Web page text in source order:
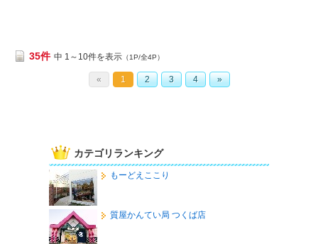
35件 中 1～10件を表示 （1P/全4P）
« 1 2 3 4 »
カテゴリランキング
もーどえここり
質屋かんてい局 つくば店